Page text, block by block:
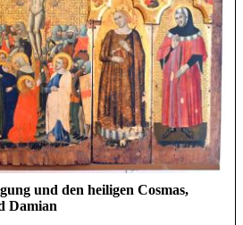
und den heiligen Cosmas,
Damian